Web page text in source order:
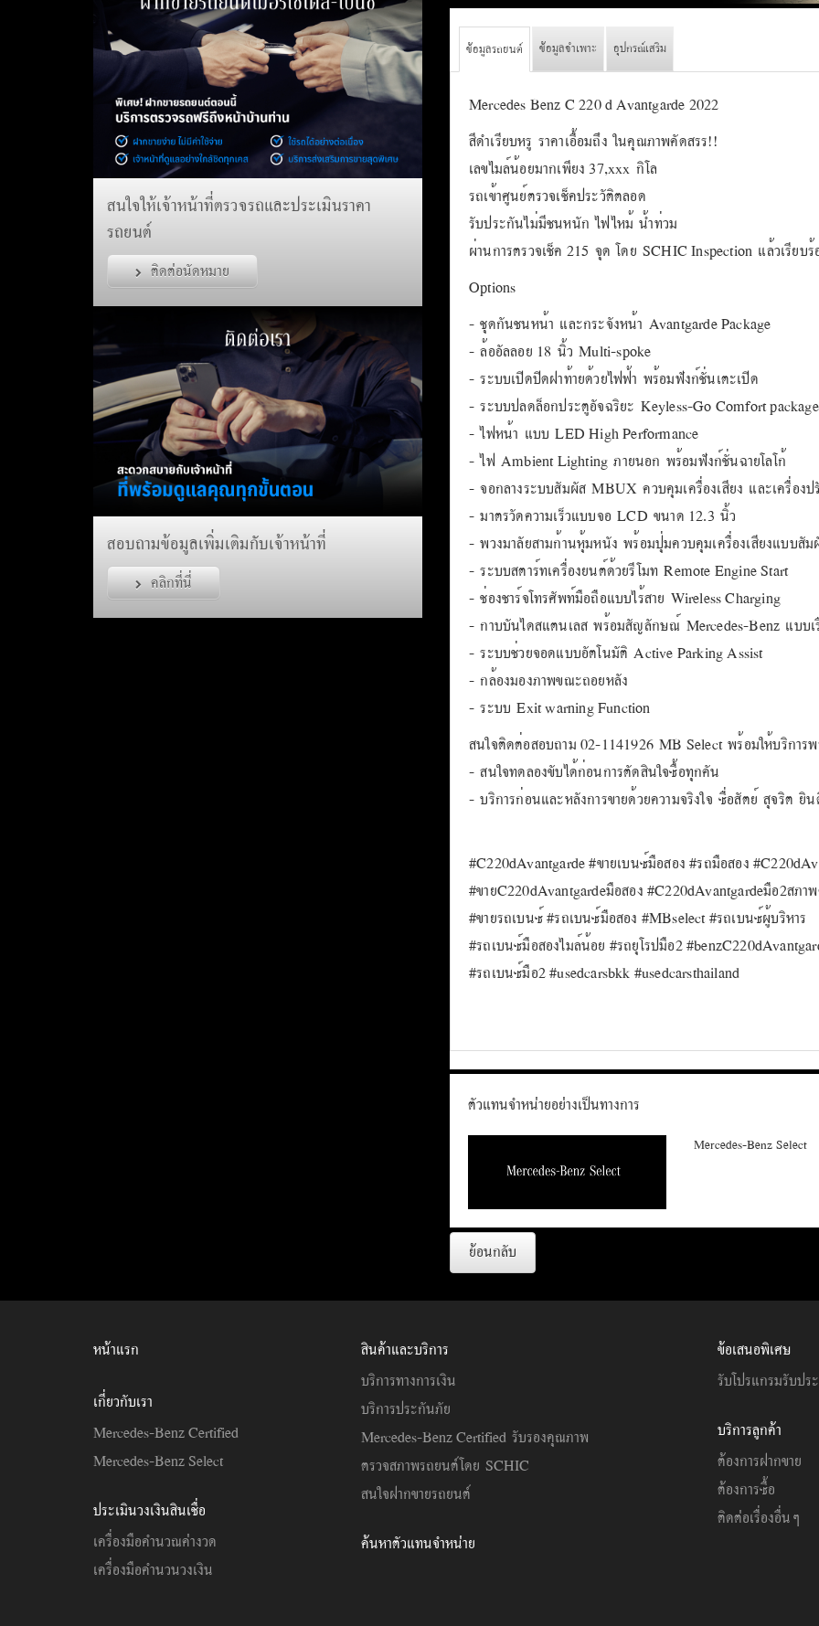
ข้อมูลรถยนต์ ข้อมูลจำเพาะ อุปกรณ์เสริม
Mercedes Benz C 220 d Avantgarde 2022
สีดำเรียบหรู ราคาเอื้อมถึง ในคุณภาพคัดสรร!!
เลขไมล์น้อยมากเพียง 37,xxx กิโล
รถเข้าศูนย์ตรวจเช็คประวัติตลอด
รับประกันไม่มีชนหนัก ไฟไหม้ น้ำท่วม
ผ่านการตรวจเช็ค 215 จุด โดย SCHIC Inspection แล้วเรียบ
Options
- ชุดกันชนหน้า และกระจังหน้า Avantgarde Package
- ล้ออัลลอย 18 นิ้ว Multi-spoke
- ระบบเปิดปิดฝาท้ายด้วยไฟฟ้า พร้อมฟังก์ชั่นเตะเปิด
- ระบบปลดล็อกประตูอัจฉริยะ Keyless-Go Comfort package
- ไฟหน้า แบบ LED High Performance
- ไฟ Ambient Lighting ภายนอก พร้อมฟังก์ชั่นฉายโลโก้
- จอกลางระบบสัมผัส MBUX ควบคุมเครื่องเสียง และเครื่อง
- มาตรวัดความเร็วแบบจอ LCD ขนาด 12.3 นิ้ว
- พวงมาลัยสามก้านหุ้มหนัง พร้อมปุ่มควบคุมเครื่องเสียงแบบสั
- ระบบสตาร์ทเครื่องยนต์ด้วยรีโมท Remote Engine Start
- ช่องชาร์จโทรศัพท์มือถือแบบไร้สาย Wireless Charging
- กาบบันไดสแตนเลส พร้อมสัญลักษณ์ Mercedes-Benz แบบเ
- ระบบช่วยจอดแบบอัตโนมัติ Active Parking Assist
- กล้องมองภาพขณะถอยหลัง
- ระบบ Exit warning Function
สนใจติดต่อสอบถาม 02-1141926 MB Select พร้อมให้บริการ
- สนใจทดลองขับได้ก่อนการตัดสินใจซื้อทุกคัน
- บริการก่อนและหลังการขายด้วยความจริงใจ ซื่อสัตย์ สุจริต ยิ
#C220dAvantgarde #ขายเบนซ์มือสอง #รถมือสอง
#ขายC220dAvantgardeมือสอง #C220dAvantgardeมือ2สภ
#ขายรถเบนซ์ #รถเบนซ์มือสอง #MBselect #รถเบนซ์ผู้บริหาร
#รถเบนซ์มือสองไมล์น้อย #รถยุโรปมือ2
#รถเบนซ์มือ2 #usedcarsbkk #usedcarsthailand
ตัวแทนจำหน่ายอย่างเป็นทางการ
Mercedes-Benz Select
ย้อนกลับ
สนใจให้เจ้าหน้าที่ตรวจรถและประเมินราคา
รถยนต์
ติดต่อนัดหมาย
สอบถามข้อมูลเพิ่มเติมกับเจ้าหน้าที่
คลิกที่นี่
หน้าแรก
เกี่ยวกับเรา
Mercedes-Benz Certified
Mercedes-Benz Select
ประเมินวงเงินสินเชื่อ
เครื่องมือคำนวณค่างวด
เครื่องมือคำนวนวงเงิน
สินค้าและบริการ
บริการทางการเงิน
บริการประกันภัย
Mercedes-Benz Certified รับรองคุณภาพ
ตรวจสภาพรถยนต์โดย SCHIC
สนใจฝากขายรถยนต์
ค้นหาตัวแทนจำหน่าย
ข้อเสนอพิเศษ
รับโปรแกรมรับป
บริการลูกค้า
ต้องการฝากขาย
ต้องการซื้อ
ติดต่อเรื่องอื่นๆ